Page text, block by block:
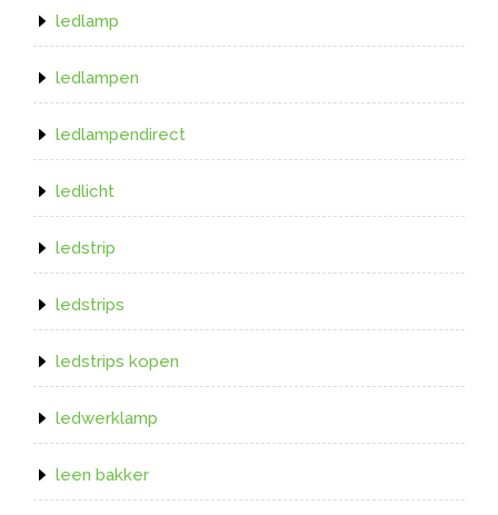
ledlamp
ledlampen
ledlampendirect
ledlicht
ledstrip
ledstrips
ledstrips kopen
ledwerklamp
leen bakker